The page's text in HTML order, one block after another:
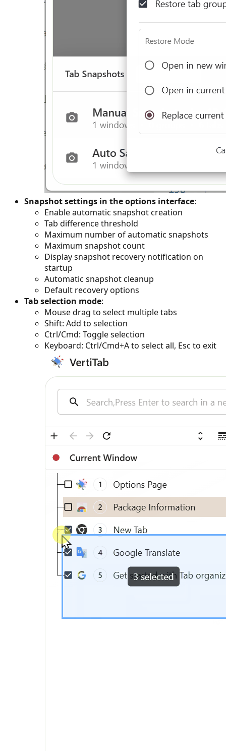
Snapshot settings in the options interface:
Enable automatic snapshot creation
Tab difference threshold
Maximum number of automatic snapshots
Maximum snapshot count
Display snapshot recovery notification on
startup
Automatic snapshot cleanup
Default recovery options
Tab selection mode:
Mouse drag to select multiple tabs
Shift: Add to selection
Ctrl/Cmd: Toggle selection
Keyboard: Ctrl/Cmd+A to select all, Esc to exit